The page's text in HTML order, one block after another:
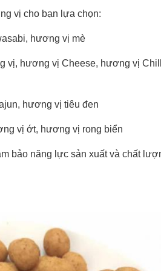
xuất xứ.
khỏe 4. Chứng chỉ phân tích vi mô
thương mại 7. Danh sách đóng
vị cho bạn lựa chọn:
hương vị mè
vị, hương vị Cheese, hương vị
hương vị tiêu đen
vị ớt, hương vị rong biển
bảo năng lực sản xuất và chất